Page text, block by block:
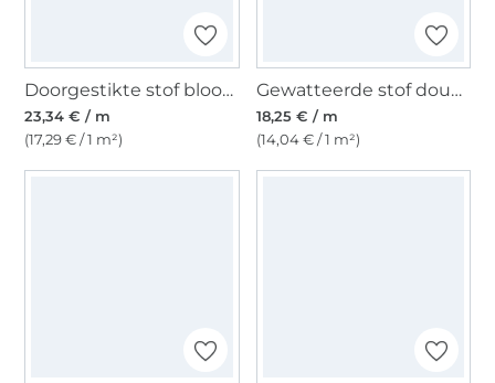
Doorgestikte stof bloom, roze
23,34 € / m
(17,29 € / 1 m²)
Gewatteerde stof doubleface Enjoy Ocean Bloom, marineblauw
18,25 € / m
(14,04 € / 1 m²)